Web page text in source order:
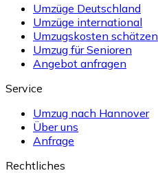
Umzüge Deutschland
Umzüge international
Umzugskosten schätzen
Umzug für Senioren
Angebot anfragen
Service
Umzug nach Hannover
Über uns
Anfrage
Rechtliches